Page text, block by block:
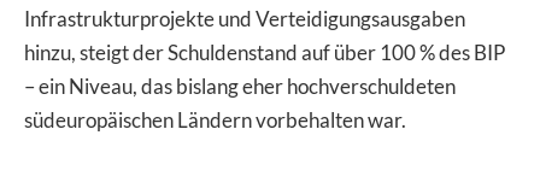
Infrastrukturprojekte und Verteidigungsausgaben
hinzu, steigt der Schuldenstand auf über 100 % des BIP
– ein Niveau, das bislang eher hochverschuldeten
südeuropäischen Ländern vorbehalten war.